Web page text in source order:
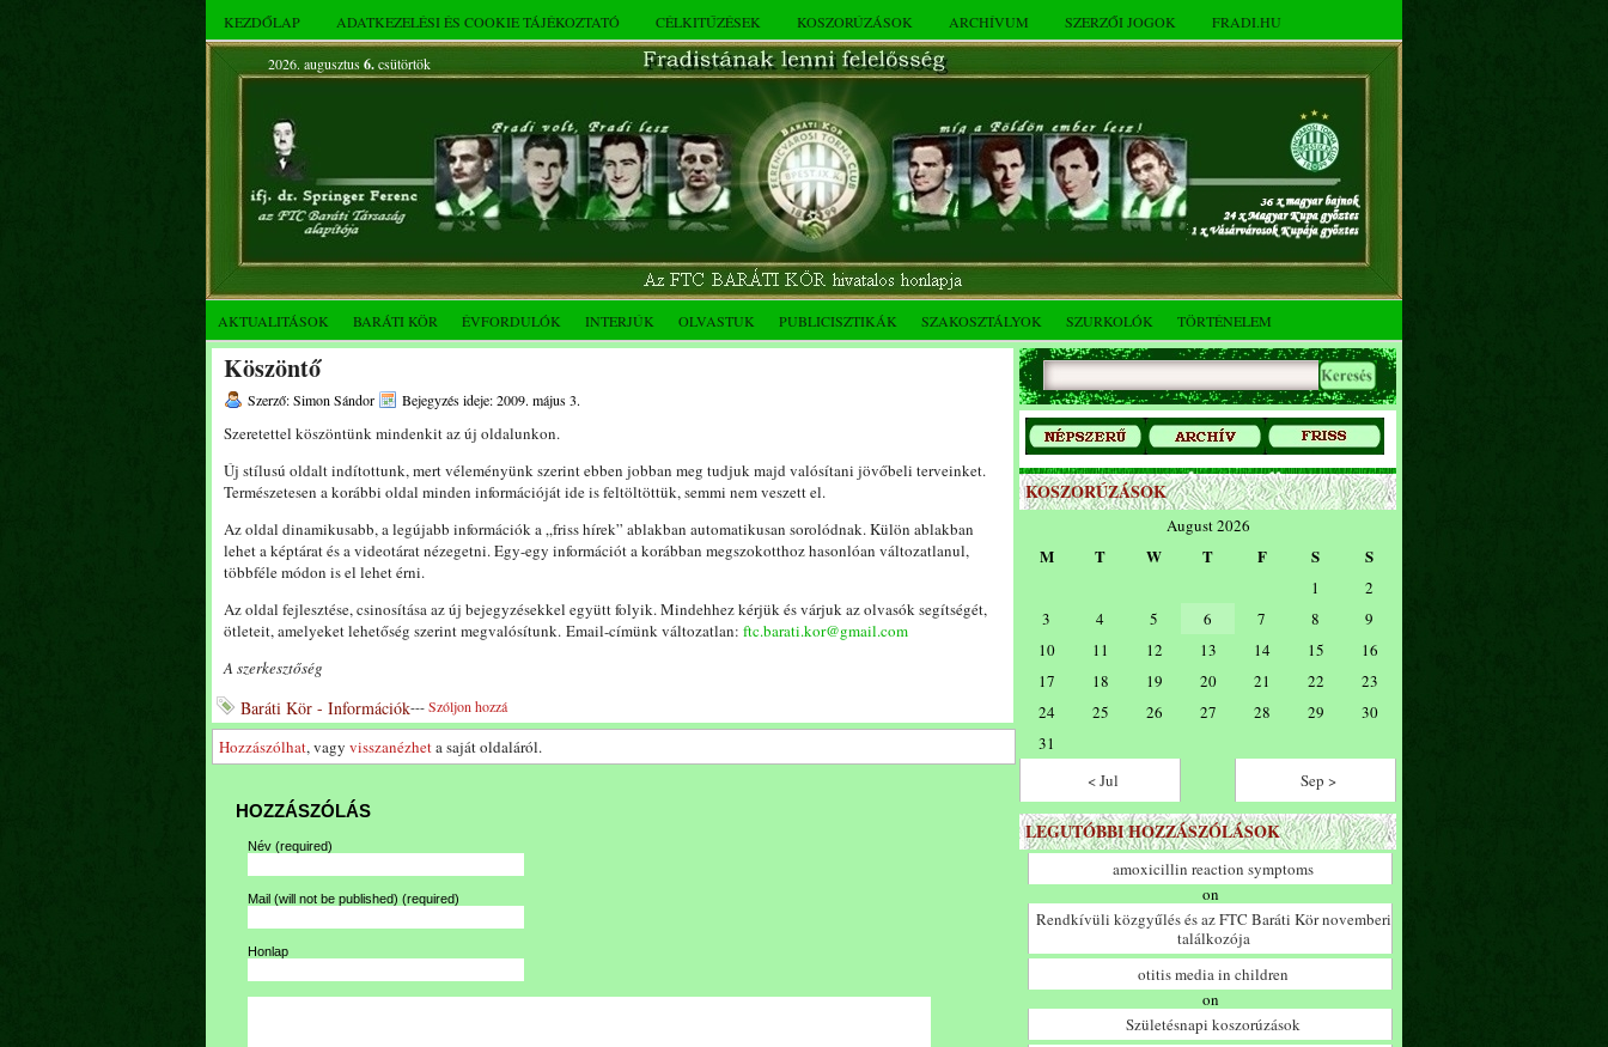
KEZDŐLAP ADATKEZELÉSI ÉS COOKIE TÁJÉKOZTATÓ CÉLKITŰZÉSEK KOSZORÚZÁSOK ARCHÍVUM SZERZŐI JOGOK FRADI.HU
2026. augusztus 6.csütörtök
AKTUALITÁSOK BARÁTI KÖR ÉVFORDULÓK INTERJÚK OLVASTUK PUBLICISZTIKÁK SZAKOSZTÁLYOK SZURKOLÓK TÖRTÉNELEM
Köszöntő
Szerző: Simon Sándor Bejegyzés ideje: 2009. május 3.
Szeretettel köszöntünk mindenkit az új oldalunkon.
Új stílusú oldalt indítottunk, mert véleményünk szerint ebben jobban meg tudjuk majd valósítani jövőbeli terveinket.
Természetesen a korábbi oldal minden információját ide is feltöltöttük, semmi nem veszett el.
Az oldal dinamikusabb, a legújabb információk a „friss hírek” ablakban automatikusan sorolódnak. Külön ablakban
lehet a képtárat és a videotárat nézegetni. Egy-egy információt a korábban megszokotthoz hasonlóan változatlanul,
többféle módon is el lehet érni.
Az oldal fejlesztése, csinosítása az új bejegyzésekkel együtt folyik. Mindehhez kérjük és várjuk az olvasók segítségét,
ötleteit, amelyeket lehetőség szerint megvalósítunk. Email-címünk változatlan: ftc.barati.kor@gmail.com
A szerkesztőség
Baráti Kör - Információk---Szóljon hozzá
Hozzászólhat, vagy visszanézheta saját oldaláról.
HOZZÁSZÓLÁS
Név (required)
Mail (will not be published) (required)
Honlap
KOSZORÚZÁSOK
August 2026
M T W T F S S
1
2
3
4 5 6 7 8
9
10
11 12 13 14 15
16
17
18 19 20 21 22
23
24
25 26 27 28 29
30
31
< Jul
Sep >
LEGUTÓBBI HOZZÁSZÓLÁSOK
amoxicillin reaction symptoms
on
Rendkívüli közgyűlés és az FTC Baráti Kör novemberi
találkozója
otitis media in children
on
Születésnapi koszorúzások